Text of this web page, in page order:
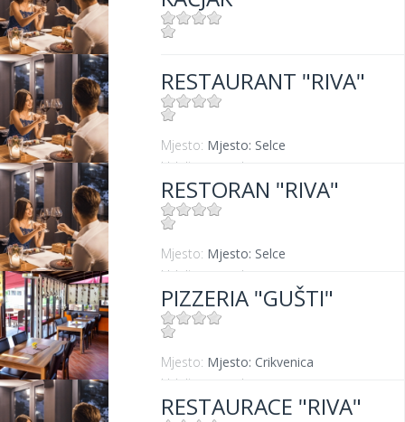
Udaljenost od mora:
10 m
RESTAURANT "RIVA"
Mjesto: Mjesto: Selce
Udaljenost od mora:
RESTORAN "RIVA"
Mjesto: Mjesto: Selce
Udaljenost od mora:
PIZZERIA "GUŠTI"
Mjesto: Mjesto: Crikvenica
Udaljenost od mora:
RESTAURACE "RIVA"